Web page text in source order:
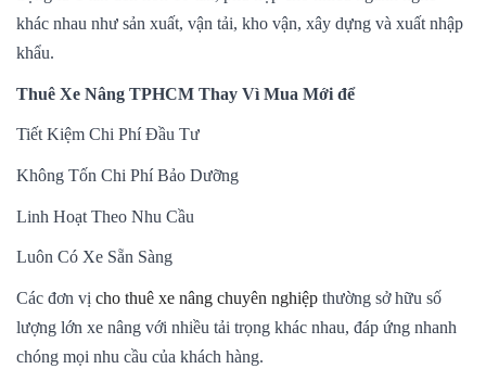
khác nhau như sản xuất, vận tải, kho vận, xây dựng và xuất nhập
khẩu.
Thuê Xe Nâng TPHCM Thay Vì Mua Mới để
Tiết Kiệm Chi Phí Đầu Tư
Không Tốn Chi Phí Bảo Dưỡng
Linh Hoạt Theo Nhu Cầu
Luôn Có Xe Sẵn Sàng
Các đơn vị cho thuê xe nâng chuyên nghiệp thường sở hữu số
lượng lớn xe nâng với nhiều tải trọng khác nhau, đáp ứng nhanh
chóng mọi nhu cầu của khách hàng.